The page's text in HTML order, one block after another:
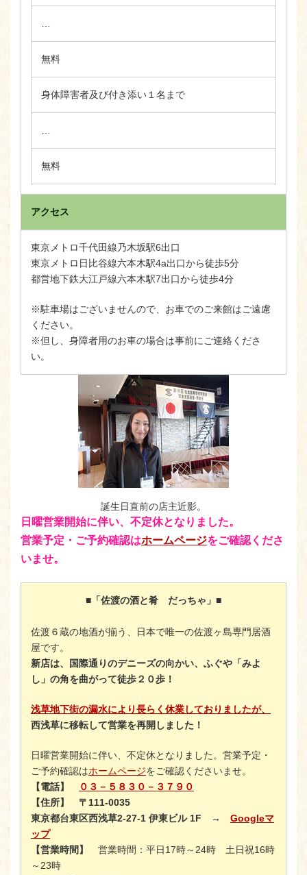
…
無料
身体障害者及び付き添い１名まで
…
無料
アクセス
東京メトロ千代田線乃木坂駅6出口
東京メトロ日比谷線六本木駅4a出口から徒歩5分
都営地下鉄大江戸線六本木駅7出口から徒歩4分
※駐車場はございませんので、お車でのご来館はご遠慮
ください。
※但し、身障者用のお車の場合は事前にご連絡くださ
い。
誕生日直前の店主近影。
日曜営業開始に伴い、不定休となりました。
営業予定・ご予約確認はホームページをご確認くださ
いませ。
■「佐渡の酒と肴 だっちゃ」■
佐渡６蔵の地酒が揃う、日本で唯一の佐渡ヶ島専門居酒
屋です。
新店は、国際通りのデニーズの向かい、ふぐや「みよ
し」の角を曲がって徒歩２０歩！
浅草地下街の漏水により長らく休業しておりましたが、
西浅草に移転して営業を再開しました！
日曜営業開始に伴い、不定休となりました。営業予定・
ご予約確認はホームページをご確認くださいませ。
【電話】
０３－５８３０－３７９０
【住所】 〒111-0035
東京都台東区西浅草2-27-1 伊東ビル 1F → Googleマ
ップ
【営業時間】 営業時間：平日17時～24時 土日祝16時
～23時